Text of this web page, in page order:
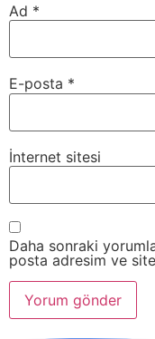
Ad *
E-posta *
İnternet sitesi
Daha sonraki
posta adresim ve